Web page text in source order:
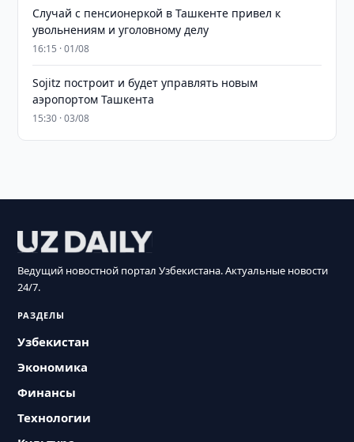
Случай с пенсионеркой в Ташкенте привел к
увольнениям и уголовному делу
16:15 · 01/08
Sojitz построит и будет управлять новым
аэропортом Ташкента
15:30 · 03/08
Ведущий новостной портал Узбекистана. Актуальные новости
24/7.
РАЗДЕЛЫ
Узбекистан
Экономика
Финансы
Технологии